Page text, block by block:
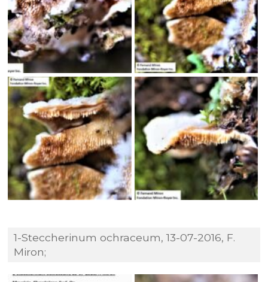
1-Steccherinum ochraceum, 13-07-2016, F.
Miron;